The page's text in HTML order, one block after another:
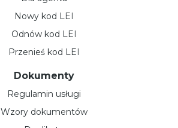
Nowy kod LEI
Odnów kod LEI
Przenieś kod LEI
Dokumenty
Regulamin usługi
Wzory dokumentów